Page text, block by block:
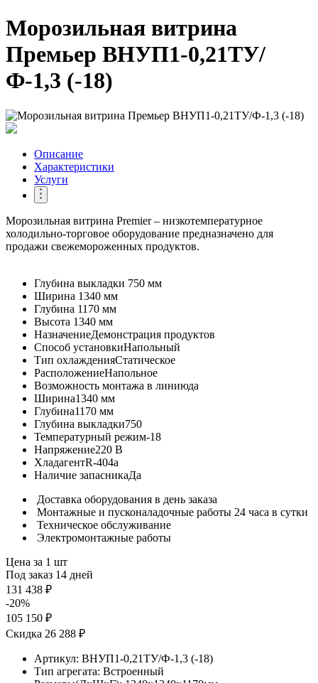
Морозильная витрина
Премьер ВНУП1-0,21ТУ/
Ф-1,3 (-18)
Описание
Характеристики
Услуги
Морозильная витрина Premier – низкотемпературное
холодильно-торговое оборудование предназначено для
продажи свежемороженных продуктов.
Глубина выкладки 750 мм
Ширина 1340 мм
Глубина 1170 мм
Высота 1340 мм
НазначениеДемонстрация продуктов
Способ установкиНапольный
Тип охлажденияСтатическое
РасположениеНапольное
Возможность монтажа в линиюда
Ширина1340 мм
Глубина1170 мм
Глубина выкладки750
Температурный режим-18
Напряжение220 В
ХладагентR-404a
Наличие запасникаДа
Доставка оборудования в день заказа
Монтажные и пусконаладочные работы 24 часа в сутки
Техническое обслуживание
Электромонтажные работы
Цена за 1 шт
Под заказ 14 дней
131 438 ₽
-20%
105 150 ₽
Скидка 26 288 ₽
Артикул: ВНУП1-0,21ТУ/Ф-1,3 (-18)
Тип агрегата: Встроенный